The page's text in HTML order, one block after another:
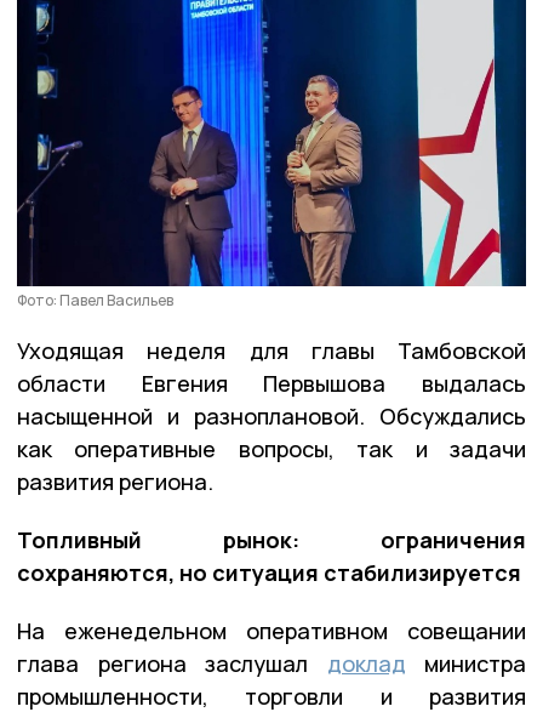
Фото: Павел Васильев
Уходящая неделя для главы Тамбовской
области Евгения Первышова выдалась
насыщенной и разноплановой. Обсуждались
как оперативные вопросы, так и задачи
развития региона.
Топливный рынок: ограничения
сохраняются, но ситуация стабилизируется
На еженедельном оперативном совещании
глава региона заслушал доклад министра
промышленности, торговли и развития